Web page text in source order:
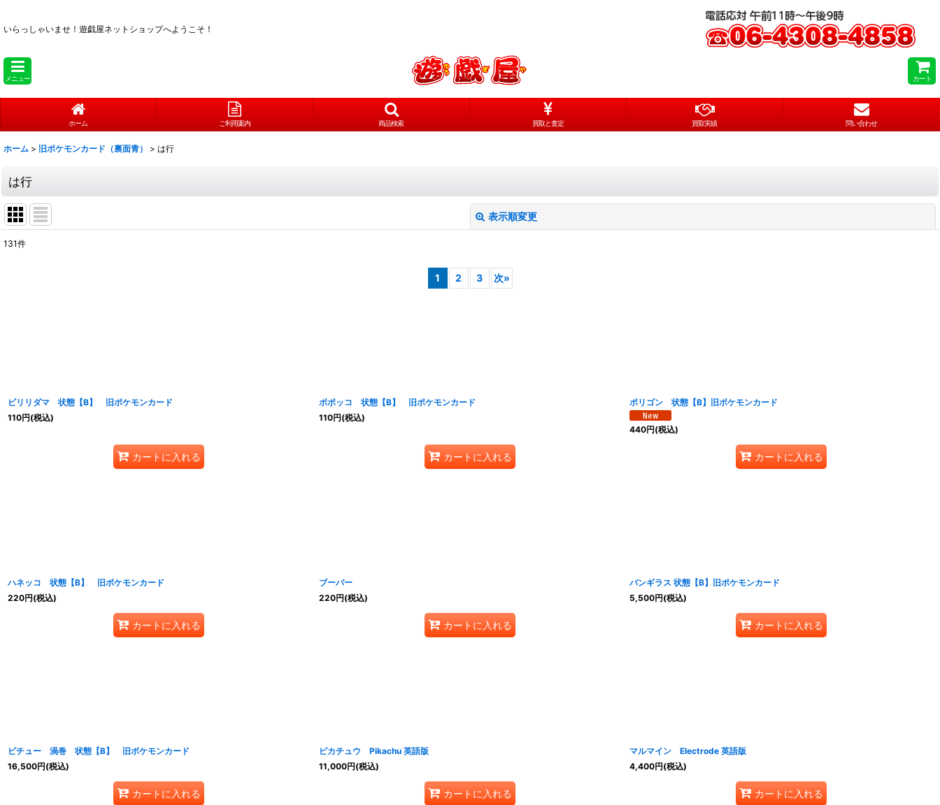
いらっしゃいませ！ 遊戯屋ネットショップへようこそ！
メニュー カート
ホーム ご利用案内 商品検索 買取と査定 買取実績 問い合わせ
ホーム > 旧ポケモンカード（裏面青） > は行
は行
表示順変更
131件
1 2 3 次»
ビリリダマ 状態【B】 旧ポケモンカード
110円(税込)
カートに入れる
ポポッコ 状態【B】 旧ポケモンカード
110円(税込)
カートに入れる
ポリゴン 状態【B】旧ポケモンカード
440円(税込)
カートに入れる
ハネッコ 状態【B】 旧ポケモンカード
220円(税込)
カートに入れる
ブーバー
220円(税込)
カートに入れる
バンギラス 状態【B】旧ポケモンカード
5,500円(税込)
カートに入れる
ピチュー 渦巻 状態【B】 旧ポケモンカード
16,500円(税込)
カートに入れる
ピカチュウ Pikachu 英語版
11,000円(税込)
カートに入れる
マルマイン Electrode 英語版
4,400円(税込)
カートに入れる